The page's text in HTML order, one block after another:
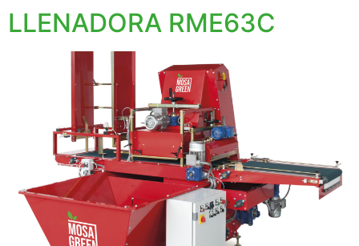
LLENADORA RME63C